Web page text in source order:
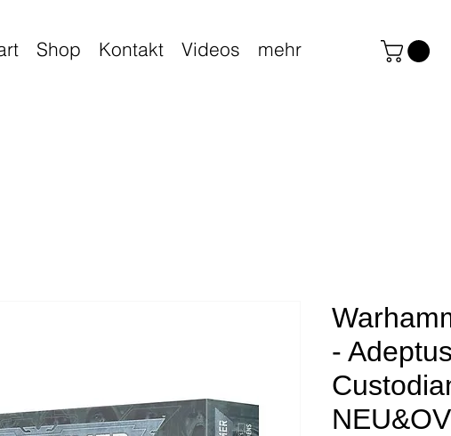
Shop Kontakt Videos mehr
-